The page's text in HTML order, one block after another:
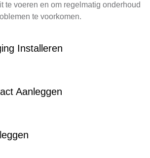
te voeren en om regelmatig onderhoud
te voorkomen.
Installeren
Aanleggen